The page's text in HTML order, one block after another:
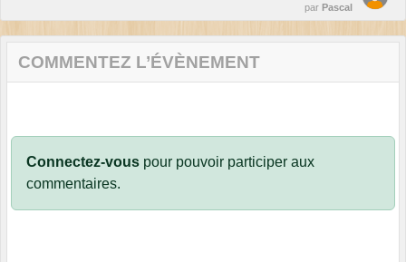
par Pascal
COMMENTEZ L’ÉVÈNEMENT
Connectez-vous pour pouvoir participer aux
commentaires.